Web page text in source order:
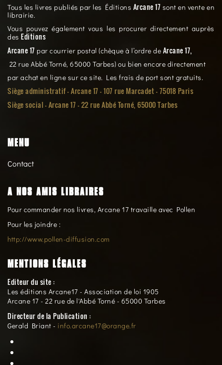
Tous les livres publiés par les Éditions Arcane 17 sont en vente en
librairie.
Vous pouvez également vous les procurer directement auprès
des Editions
Arcane 17 par courrier postal (chèque à l’ordre de Arcane 17,
22 rue Abbé Torné, 65000 Tarbes) ou bien encore directement
par achat en ligne sur ce site. Les frais de port sont gratuits.
Siège administratif - Arcane 17 - 107 rue Marcadet - 75018 Paris
Siège social -Arcane 17 - 22 rue Abbé Torné, 65000 Tarbes
MENU
Contact
A NOS AMIS LIBRAIRES
Pour commander nos livres, Arcane 17 travaille avec Pollen
Pour les joindre :
http://www.pollen-diffusion.com
MENTIONS LÉGALES
Editeur du site :
Les éditions Arcane17 - Association de loi 1905
Arcane 17 - 22 rue de l'Abbé Torné - 65000 Tarbes
Directeur de la Publication :
Gerald Briant - info.arcane17@orange.fr